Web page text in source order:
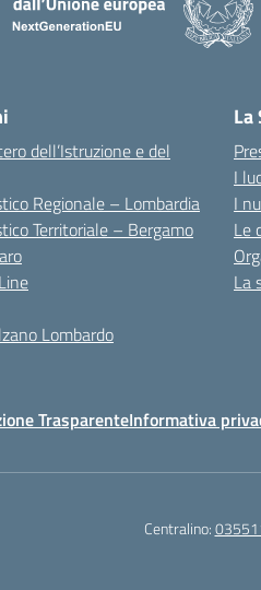
dell’Istruzione e del
Regionale – Lombardia
Territoriale – Bergamo
Lombardo
La
I
I
Le
La
TrasparenteInformativa
Centralino: